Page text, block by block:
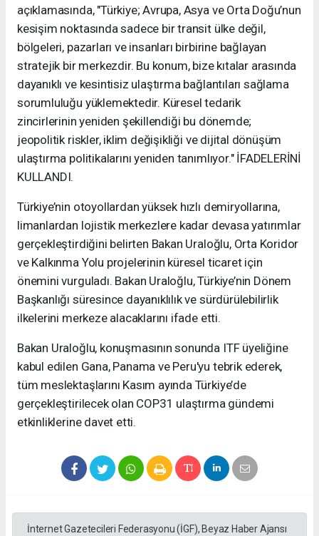
açıklamasında, "Türkiye; Avrupa, Asya ve Orta Doğu’nun
kesişim noktasında sadece bir transit ülke değil,
bölgeleri, pazarları ve insanları birbirine bağlayan
stratejik bir merkezdir. Bu konum, bize kıtalar arasında
dayanıklı ve kesintisiz ulaştırma bağlantıları sağlama
sorumluluğu yüklemektedir. Küresel tedarik
zincirlerinin yeniden şekillendiği bu dönemde;
jeopolitik riskler, iklim değişikliği ve dijital dönüşüm
ulaştırma politikalarını yeniden tanımlıyor." İFADELERİNİ
KULLANDI.
Türkiye’nin otoyollardan yüksek hızlı demiryollarına,
limanlardan lojistik merkezlere kadar devasa yatırımlar
gerçekleştirdiğini belirten Bakan Uraloğlu, Orta Koridor
ve Kalkınma Yolu projelerinin küresel ticaret için
önemini vurguladı. Bakan Uraloğlu, Türkiye’nin Dönem
Başkanlığı süresince dayanıklılık ve sürdürülebilirlik
ilkelerini merkeze alacaklarını ifade etti.
Bakan Uraloğlu, konuşmasının sonunda ITF üyeliğine
kabul edilen Gana, Panama ve Peru'yu tebrik ederek,
tüm meslektaşlarını Kasım ayında Türkiye’de
gerçekleştirilecek olan COP31 ulaştırma gündemi
etkinliklerine davet etti.
İnternet Gazetecileri Federasyonu (İGF), Beyaz Haber Ajansı